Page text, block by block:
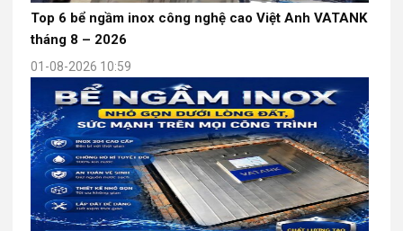
Top 6 bể ngầm inox công nghệ cao Việt Anh VATANK
tháng 8 – 2026
01-08-2026 10:59